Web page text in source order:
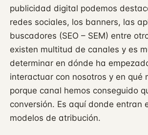
publicidad digital podemos
redes sociales, los banners, las
buscadores (SEO – SEM) entre
existen multitud de canales y es
determinar en dónde ha
interactuar con nosotros y en qué
porque canal hemos conseguido
conversión. Es aquí donde entran
modelos de atribución.